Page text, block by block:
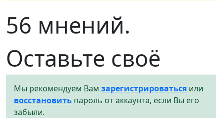
56 мнений.
Оставьте своё
Мы рекомендуем Вам зарегистрироваться или
восстановить пароль от аккаунта, если Вы его
забыли.